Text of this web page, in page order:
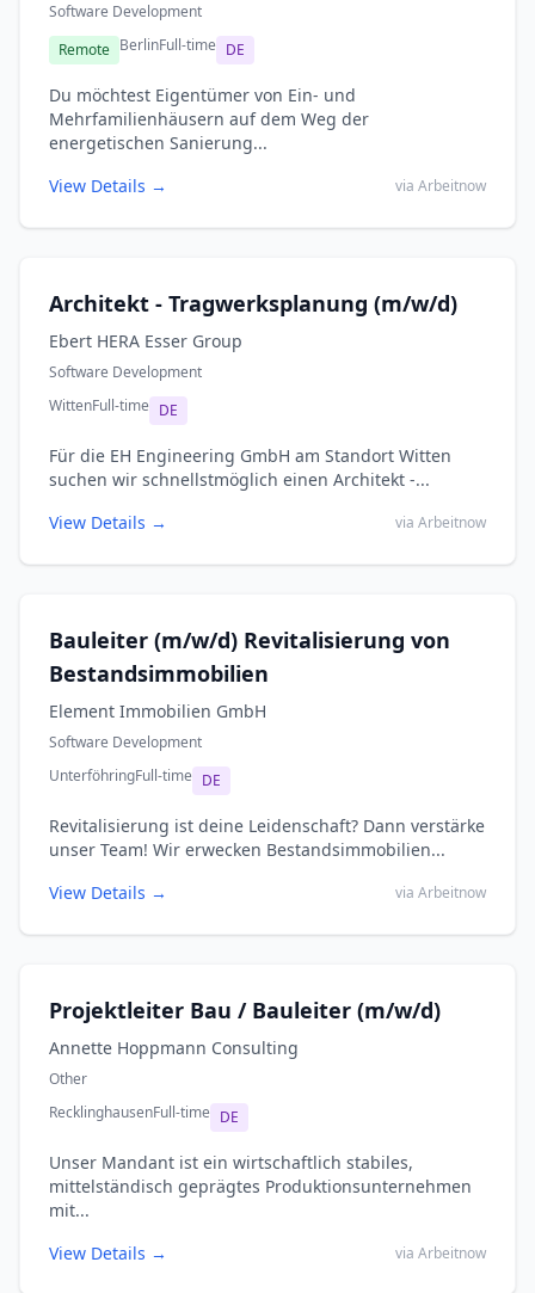
Software Development
Remote BerlinFull-time DE
Du möchtest Eigentümer von Ein- und
Mehrfamilienhäusern auf dem Weg der
energetischen Sanierung...
View Details →
via Arbeitnow
Architekt - Tragwerksplanung (m/w/d)
Ebert HERA Esser Group
Software Development
WittenFull-time DE
Für die EH Engineering GmbH am Standort Witten
suchen wir schnellstmöglich einen Architekt -...
View Details →
via Arbeitnow
Bauleiter (m/w/d) Revitalisierung von
Bestandsimmobilien
Element Immobilien GmbH
Software Development
UnterföhringFull-time DE
Revitalisierung ist deine Leidenschaft? Dann verstärke
unser Team! Wir erwecken Bestandsimmobilien...
View Details →
via Arbeitnow
Projektleiter Bau / Bauleiter (m/w/d)
Annette Hoppmann Consulting
Other
RecklinghausenFull-time DE
Unser Mandant ist ein wirtschaftlich stabiles,
mittelständisch geprägtes Produktionsunternehmen
mit...
View Details →
via Arbeitnow